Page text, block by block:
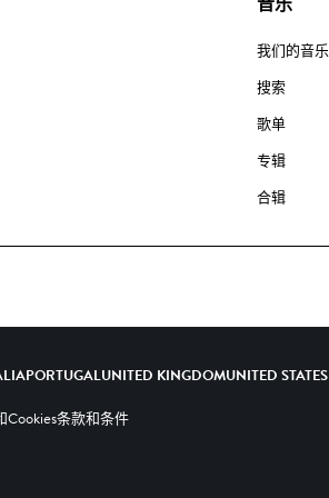
我们的音乐
搜索
歌单
专辑
合辑
PORTUGALUNITED KINGDOMUNITED STATES
Cookies条款和条件